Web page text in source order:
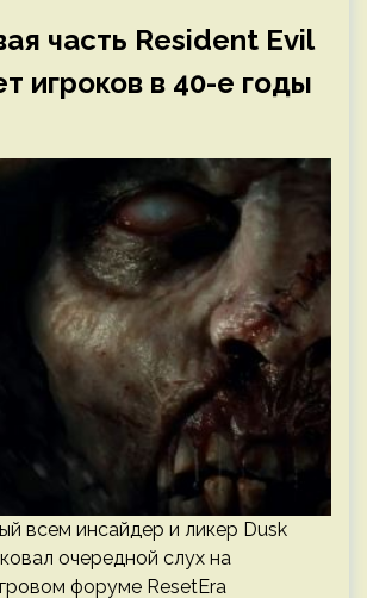
часть Resident Evil
игроков в 40-е годы
всем инсайдер и ликер Dusk
очередной слух на
форуме ResetEra